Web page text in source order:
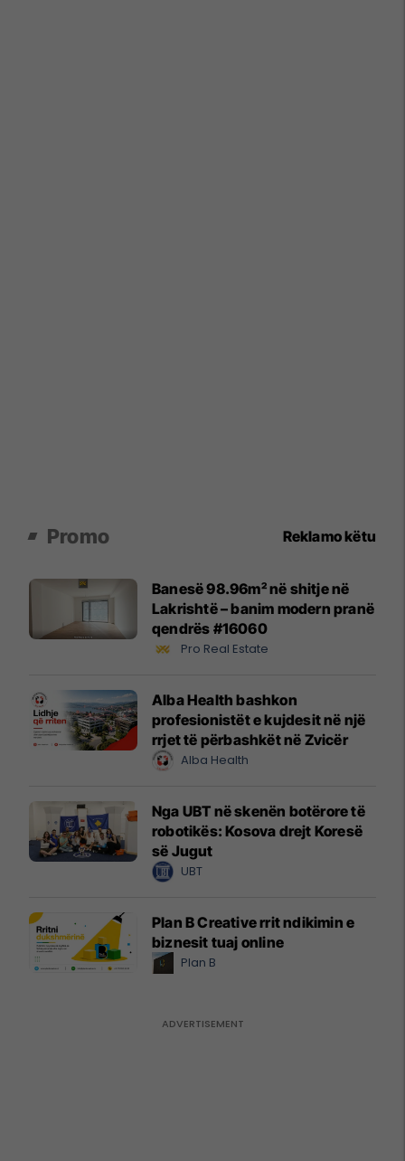
Promo Reklamo këtu
Banesë 98.96m² në shitje në
Lakrishtë – banim modern pranë
qendrës #16060
Pro Real Estate
Alba Health bashkon
profesionistët e kujdesit në një
rrjet të përbashkët në Zvicër
Alba Health
Nga UBT në skenën botërore të
robotikës: Kosova drejt Koresë
së Jugut
UBT
Plan B Creative rrit ndikimin e
biznesit tuaj online
Plan B